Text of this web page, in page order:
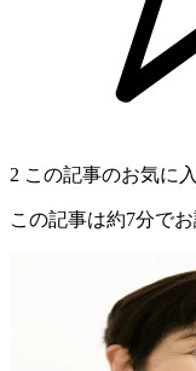
2 この記事のお気に
この記事は約7分で